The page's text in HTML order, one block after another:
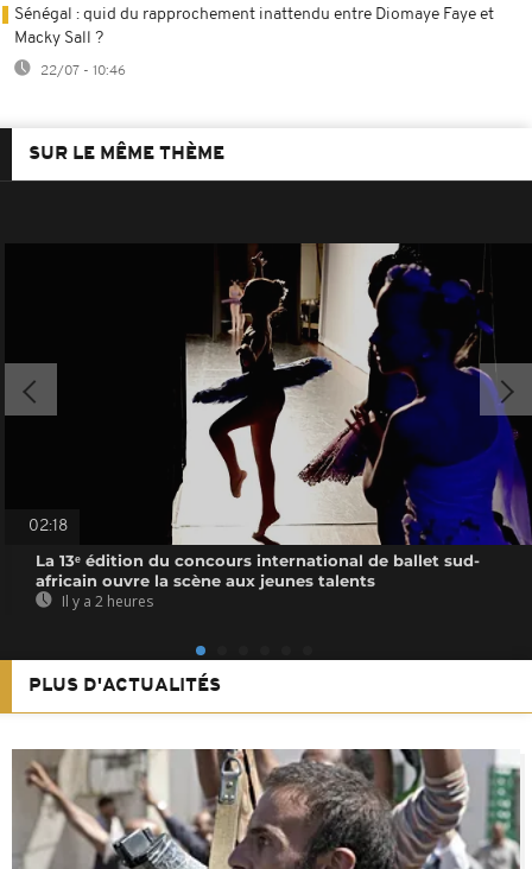
Sénégal : quid du rapprochement inattendu entre Diomaye Faye et
Macky Sall ?
22/07 - 10:46
SUR LE MÊME THÈME
02:18
La 13ᵉ édition du concours international de ballet sud-
africain ouvre la scène aux jeunes talents
Il y a 2 heures
PLUS D'ACTUALITÉS